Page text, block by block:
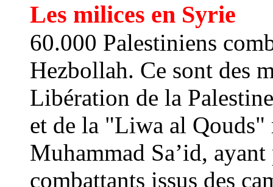
Les milices en Syrie
60.000 Palestiniens
Hezbollah. Ce sont des
Libération de la Palestin
et de la "Liwa al
Muhammad Sa’id,
combattants issus des